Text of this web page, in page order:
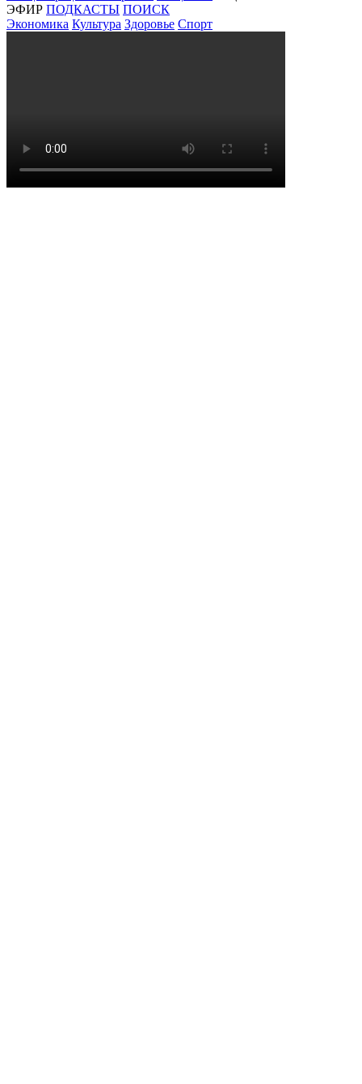
ЭФИР ПОДКАСТЫ ПОИСК
Экономика Культура Здоровье Спорт